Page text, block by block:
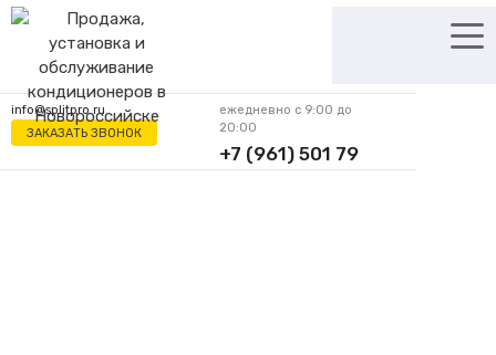
Перейти
содержимому
info@splitpro.ru
ЗАКАЗАТЬ ЗВОНОК
ежедневно с 9:00 до
20:00
+7 (961) 501 79
62